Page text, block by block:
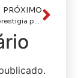
PRÓXIMO
João Azevêdo prestigia passagem de comando do 1º Grupamento de Engenharia e destaca parcerias com a instituição